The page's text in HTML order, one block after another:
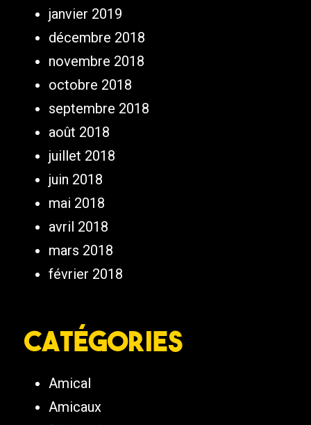
janvier 2019
décembre 2018
novembre 2018
octobre 2018
septembre 2018
août 2018
juillet 2018
juin 2018
mai 2018
avril 2018
mars 2018
février 2018
Catégories
Amical
Amicaux